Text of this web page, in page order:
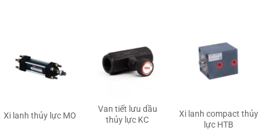
Xi lanh thủy lực MO
Van tiết lưu dầu
thủy lực KC
Xi lanh compact thủy
lực HTB